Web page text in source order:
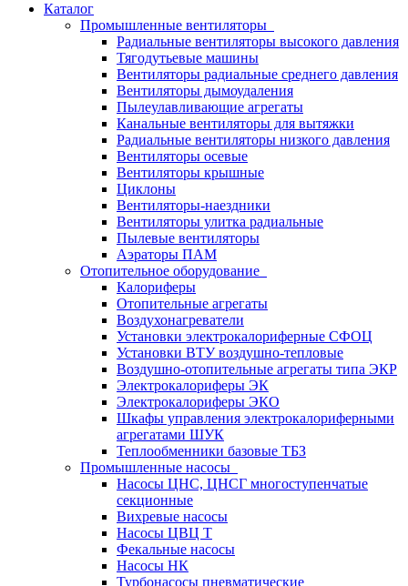
Каталог
Промышленные вентиляторы
Радиальные вентиляторы высокого давления
Тягодутьевые машины
Вентиляторы радиальные среднего давления
Вентиляторы дымоудаления
Пылеулавливающие агрегаты
Канальные вентиляторы для вытяжки
Радиальные вентиляторы низкого давления
Вентиляторы осевые
Вентиляторы крышные
Циклоны
Вентиляторы-наездники
Вентиляторы улитка радиальные
Пылевые вентиляторы
Аэраторы ПАМ
Отопительное оборудование
Калориферы
Отопительные агрегаты
Воздухонагреватели
Установки электрокалориферные СФОЦ
Установки ВТУ воздушно-тепловые
Воздушно-отопительные агрегаты типа ЭКР
Электрокалориферы ЭК
Электрокалориферы ЭКО
Шкафы управления электрокалориферными
агрегатами ШУК
Теплообменники базовые ТБЗ
Промышленные насосы
Насосы ЦНС, ЦНСГ многоступенчатые
секционные
Вихревые насосы
Насосы ЦВЦ Т
Фекальные насосы
Насосы НК
Турбонасосы пневматические